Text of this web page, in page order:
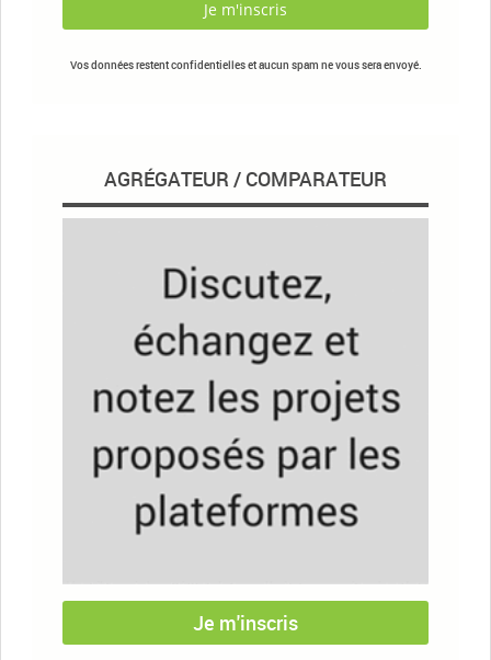
Vos données restent confidentielles et aucun spam ne vous sera envoyé.
AGRÉGATEUR / COMPARATEUR
Je m'inscris